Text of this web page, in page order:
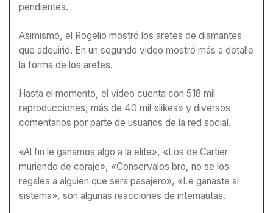
pendientes.
Asimismo, el Rogelio mostró los aretes de diamantes
que adquirió. En un segundo video mostró más a detalle
la forma de los aretes.
Hasta el momento, el video cuenta con 518 mil
reproducciones, más de 40 mil «likes» y diversos
comentarios por parte de usuarios de la red social.
«Al fin le ganamos algo a la elite», «Los de Cartier
muriendo de coraje», «Conservalos bro, no se los
regales a alguien que será pasajero», «Le ganaste al
sistema», son algunas reacciones de internautas.